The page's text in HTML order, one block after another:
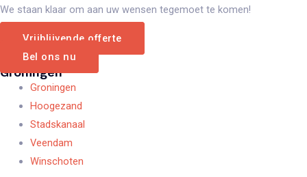
We staan klaar om aan uw wensen tegemoet te komen!
Vrijblijvende offerte
Bel ons nu
Groningen
Groningen
Hoogezand
Stadskanaal
Veendam
Winschoten